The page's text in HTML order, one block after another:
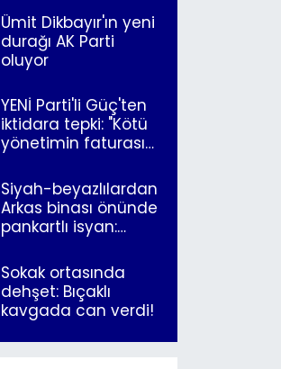
Ümit Dikbayır'ın yeni
durağı AK Parti
oluyor
YENİ Parti'li Güç'ten
iktidara tepki: "Kötü
yönetimin faturasını
Siyah-beyazlılardan
Arkas binası önünde
pankartlı isyan:
İzmir"
Sokak ortasında
dehşet: Bıçaklı
kavgada can verdi!